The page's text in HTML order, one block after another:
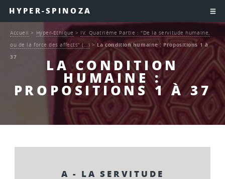
HYPER-SPINOZA
LA CONDITION
HUMAINE :
PROPOSITIONS 1 À 37
Accueil > Hyper-Ethique > IV. Quatrième Partie : "De la servitude humaine,
ou de la force des affects" (…) > La condition humaine : Propositions 1 à
37
A - LA SERVITUDE